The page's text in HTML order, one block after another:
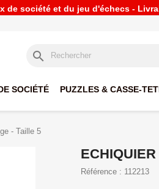
de société et du jeu d'échecs -
search
SOCIÉTÉ PUZZLES & CASSE-
- Taille 5
Référence : 112213